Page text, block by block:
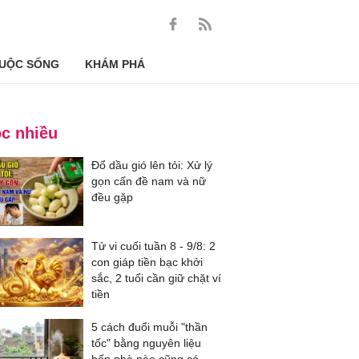
SỐNG KHÁM PHÁ
nhiều
Đổ dầu gió lên tỏi: Xử lý
gọn cấn đề nam và nữ
đều gặp
Tử vi cuối tuần 8 - 9/8: 2
con giáp tiền bạc khởi
sắc, 2 tuổi cần giữ chặt ví
tiền
5 cách đuổi muỗi "thần
tốc" bằng nguyên liệu